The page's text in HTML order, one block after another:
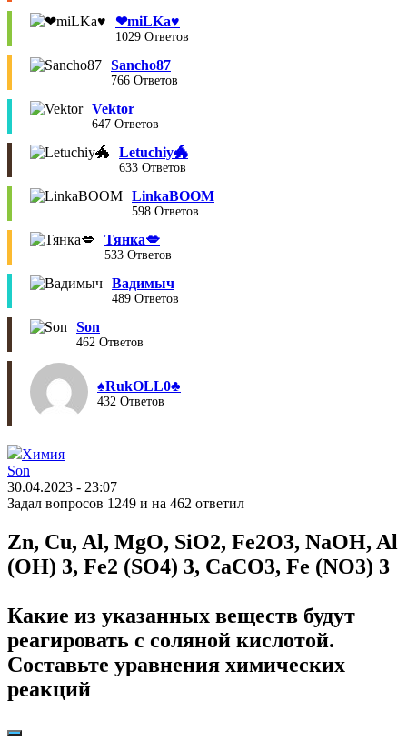
❤︎miLKa♥︎
1029 Ответов
Sancho87
766 Ответов
Vektor
647 Ответов
Letuchiy🐲
633 Ответов
LinkaBOOM
598 Ответов
Тянка💋
533 Ответов
Вадимыч
489 Ответов
Son
462 Ответов
♠︎RukOLL0♣︎
432 Ответов
Химия
Son
30.04.2023 - 23:07
Задал вопросов 1249 и на 462 ответил
Zn, Cu, Al, MgO, SiO2, Fe2O3, NaOH, Al
(OH) 3, Fe2 (SO4) 3, CaCO3, Fe (NO3) 3
Какие из указанных веществ будут
реагировать с соляной кислотой.
Составьте уравнения химических
реакций